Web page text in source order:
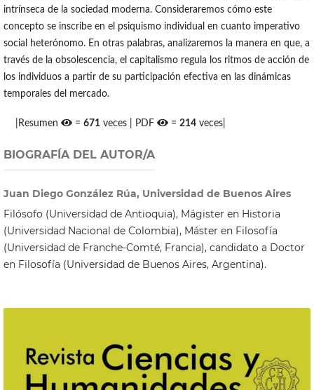
intrínseca de la sociedad moderna. Consideraremos cómo este
concepto se inscribe en el psiquismo individual en cuanto imperativo
social heterónomo. En otras palabras, analizaremos la manera en que, a
través de la obsolescencia, el capitalismo regula los ritmos de acción de
los individuos a partir de su participación efectiva en las dinámicas
temporales del mercado.
|Resumen =671 veces | PDF =214 veces|
BIOGRAFÍA DEL AUTOR/A
Juan Diego González Rúa, Universidad de Buenos Aires
Filósofo (Universidad de Antioquia), Mágister en Historia
(Universidad Nacional de Colombia), Máster en Filosofía
(Universidad de Franche-Comté, Francia), candidato a Doctor
en Filosofía (Universidad de Buenos Aires, Argentina).